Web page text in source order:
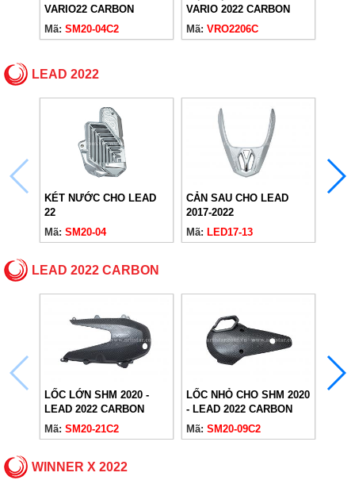
VARIO22 CARBON
Mã: SM20-04C2
VARIO 2022 CARBON
Mã: VRO2206C
LEAD 2022
KÉT NƯỚC CHO LEAD
22
Mã: SM20-04
CẢN SAU CHO LEAD
2017-2022
Mã: LED17-13
LEAD 2022 CARBON
LỐC LỚN SHM 2020 -
LEAD 2022 CARBON
Mã: SM20-21C2
LỐC NHỎ CHO SHM 2020
- LEAD 2022 CARBON
Mã: SM20-09C2
WINNER X 2022